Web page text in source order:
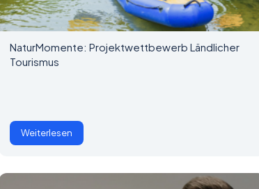
NaturMomente: Projektwettbewerb Ländlicher
Tourismus
Weiterlesen